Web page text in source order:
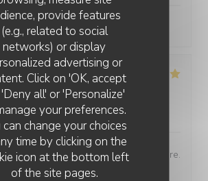
provide features
(e.g., related to social
networks) or display
advertising or
Click on 'OK, accept
'Deny all' or 'Personalize'
your preferences.
can change your choices
time by clicking on the
icon at the bottom left
of the site pages.
Service et cuisine !
- Guests 8
: 5 /5 Food:5/5 Value: 5
beaux produits, dans un chouette cadre.
de venir chez Ammazza